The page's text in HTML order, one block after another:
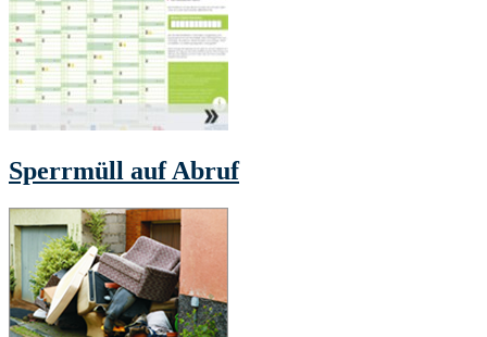
Sperrmüll auf Abruf